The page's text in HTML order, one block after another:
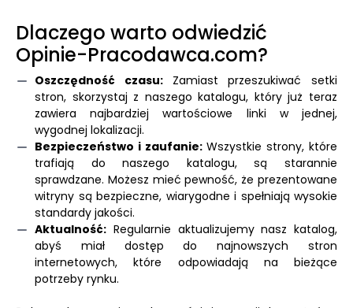
Dlaczego warto odwiedzić
Opinie-Pracodawca.com?
Oszczędność czasu: Zamiast przeszukiwać setki
stron, skorzystaj z naszego katalogu, który już teraz
zawiera najbardziej wartościowe linki w jednej,
wygodnej lokalizacji.
Bezpieczeństwo i zaufanie:Wszystkie strony, które
trafiają do naszego katalogu, są starannie
sprawdzane. Możesz mieć pewność, że prezentowane
witryny są bezpieczne, wiarygodne i spełniają wysokie
standardy jakości.
Aktualność: Regularnie aktualizujemy nasz katalog,
abyś miał dostęp do najnowszych stron
internetowych, które odpowiadają na bieżące
potrzeby rynku.